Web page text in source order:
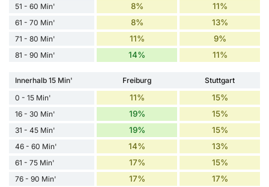
51 - 60 Min' 8% 11%
61 - 70 Min' 8% 13%
71 - 80 Min' 11% 9%
81 - 90 Min' 14% 11%
Innerhalb 15 Min' Freiburg
Stuttgart
0 - 15 Min'
11% 15%
16 - 30 Min' 19% 15%
31 - 45 Min' 19% 15%
46 - 60 Min' 14% 13%
61 - 75 Min' 17% 15%
76 - 90 Min' 17% 17%